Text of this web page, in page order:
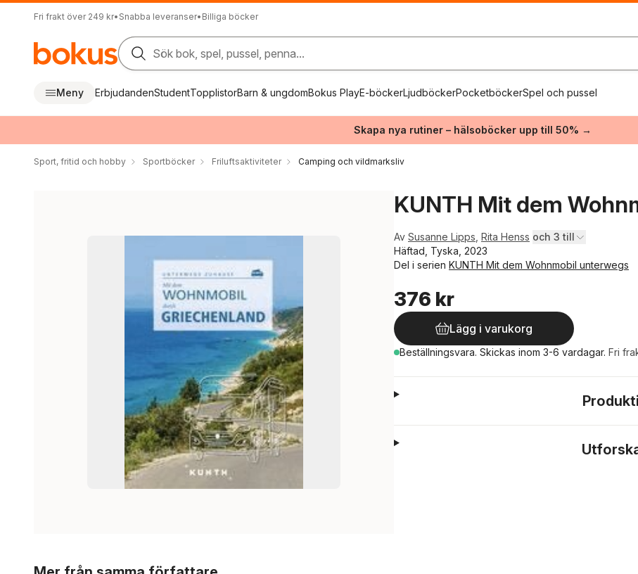
Fri frakt över 249 kr• Snabba leveranser• Billiga böcker
Sök bok, spel, pussel, penna...
Meny ErbjudandenStudentTopplistorBarn & ungdomBokus PlayE-böckerLjudböckerPocketböckerSpel och pussel
Skapa nya rutiner – hälsoböcker upp till 50% →
Sport, fritid och hobby Sportböcker Friluftsaktiviteter Camping och vildmarksliv
KUNTH Mit dem
Av Susanne Lipps Rita Henss och 3 till
Häftad, Tyska, 2023
Del i serien KUNTH Mit dem Wohnmobil unterwegs
376 kr
Lägg i varukorg
Beställningsvara. Skickas inom 3-6 vardagar. Fri